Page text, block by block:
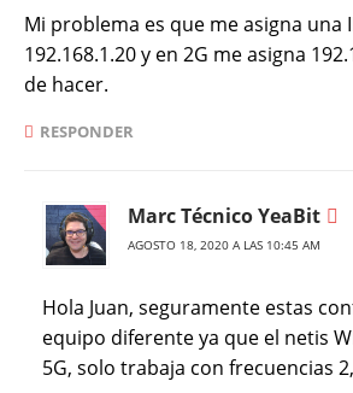
Mi problema es que me asigna una
192.168.1.20 y en 2G me asigna
de hacer.
RESPONDER
Marc Técnico YeaBit
AGOSTO 18, 2020 A LAS 10:45 AM
Hola Juan, seguramente estas
equipo diferente ya que el netis
5G, solo trabaja con frecuencias